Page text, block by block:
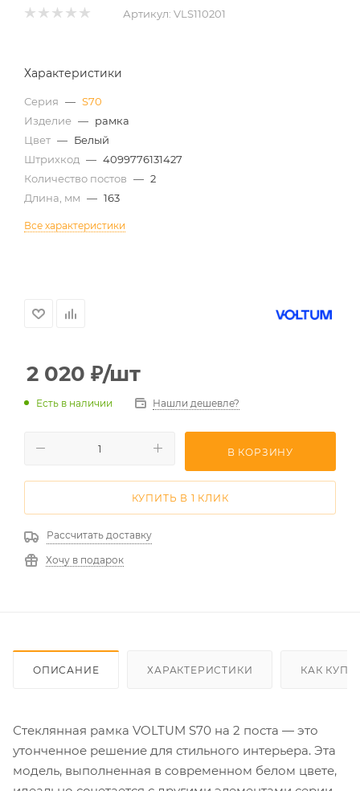
Артикул: VLS110201
Характеристики
Серия — S70
Изделие — рамка
Цвет — Белый
Штрихкод — 4099776131427
Количество постов — 2
Длина, мм — 163
Все характеристики
2 020 ₽/шт
Есть в наличии Нашли дешевле?
В КОРЗИНУ
КУПИТЬ В 1 КЛИК
Рассчитать доставку
Хочу в подарок
ОПИСАНИЕ ХАРАКТЕРИСТИКИ КАК
Стеклянная рамка VOLTUM S70 на 2 поста — это
утонченное решение для стильного интерьера. Эта
модель, выполненная в современном белом цвете,